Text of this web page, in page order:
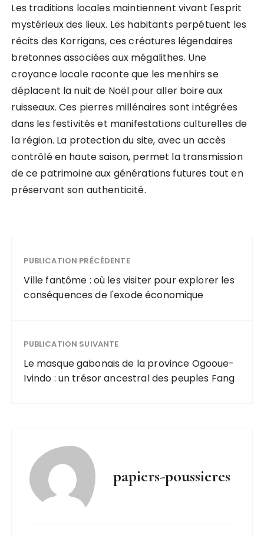
Les traditions locales maintiennent vivant l'esprit
mystérieux des lieux. Les habitants perpétuent les
récits des Korrigans, ces créatures légendaires
bretonnes associées aux mégalithes. Une
croyance locale raconte que les menhirs se
déplacent la nuit de Noël pour aller boire aux
ruisseaux. Ces pierres millénaires sont intégrées
dans les festivités et manifestations culturelles de
la région. La protection du site, avec un accès
contrôlé en haute saison, permet la transmission
de ce patrimoine aux générations futures tout en
préservant son authenticité.
PUBLICATION PRÉCÉDENTE
Ville fantôme : où les visiter pour explorer les
conséquences de l'exode économique
PUBLICATION SUIVANTE
Le masque gabonais de la province Ogooue-
Ivindo : un trésor ancestral des peuples Fang
papiers-poussieres